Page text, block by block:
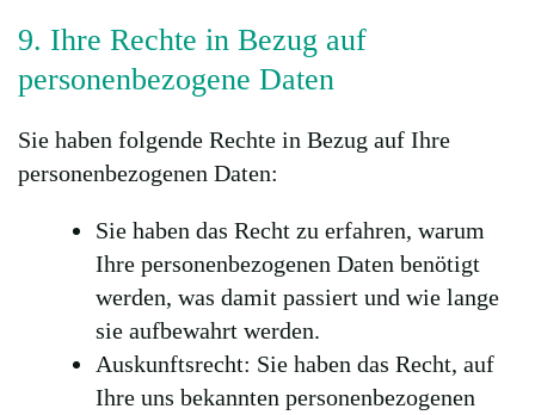
9. Ihre Rechte in Bezug auf
personenbezogene Daten
Sie haben folgende Rechte in Bezug auf Ihre
personenbezogenen Daten:
Sie haben das Recht zu erfahren, warum
Ihre personenbezogenen Daten benötigt
werden, was damit passiert und wie lange
sie aufbewahrt werden.
Auskunftsrecht: Sie haben das Recht, auf
Ihre uns bekannten personenbezogenen